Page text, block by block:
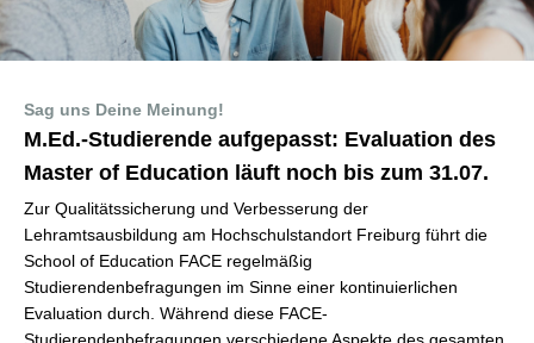
Sag uns Deine Meinung!
M.Ed.-Studierende aufgepasst: Evaluation des
Master of Education läuft noch bis zum 31.07.
Zur Qualitätssicherung und Verbesserung der
Lehramtsausbildung am Hochschulstandort Freiburg führt die
School of Education FACE regelmäßig
Studierendenbefragungen im Sinne einer kontinuierlichen
Evaluation durch. Während diese FACE-